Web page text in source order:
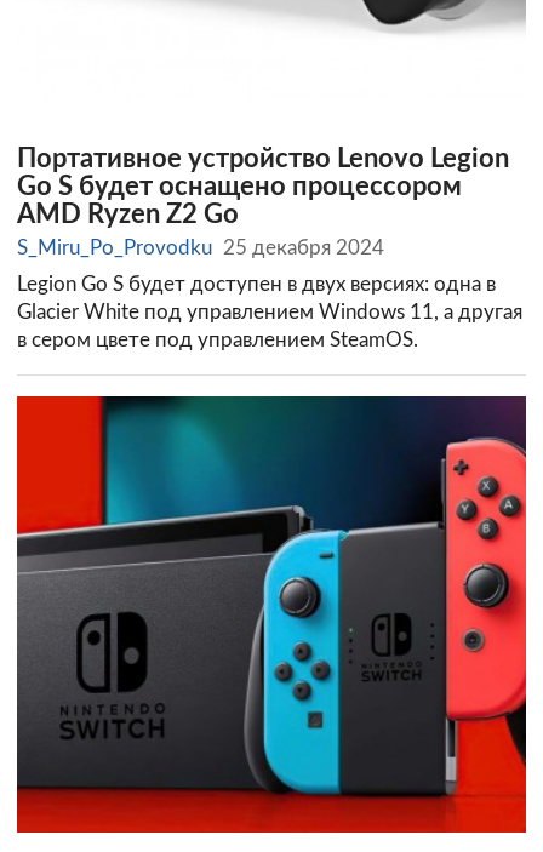
Портативное устройство Lenovo Legion
Go S будет оснащено процессором
AMD Ryzen Z2 Go
S_Miru_Po_Provodku 25 декабря 2024
Legion Go S будет доступен в двух версиях: одна в
Glacier White под управлением Windows 11, а другая
в сером цвете под управлением SteamOS.